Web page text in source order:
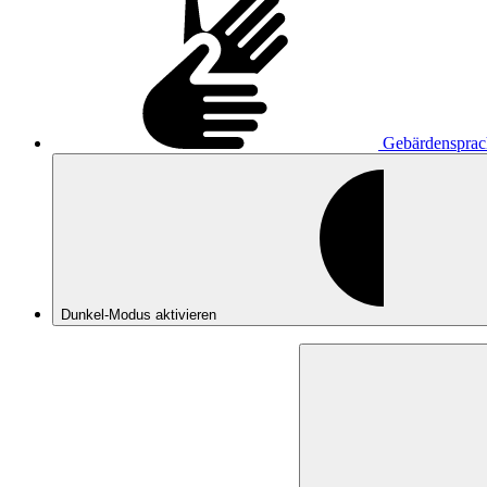
Dunkel-Modus aktivieren